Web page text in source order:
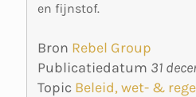
en fijnstof.
Bron Rebel Group
Publicatiedatum 31
Topic Beleid, wet- &